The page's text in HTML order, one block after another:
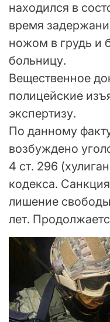
находился в
время
ножом в грудь и
больницу.
Вещественное
полицейские
экспертизу.
По данному
возбуждено
4 ст. 296
кодекса.
лишение
лет.